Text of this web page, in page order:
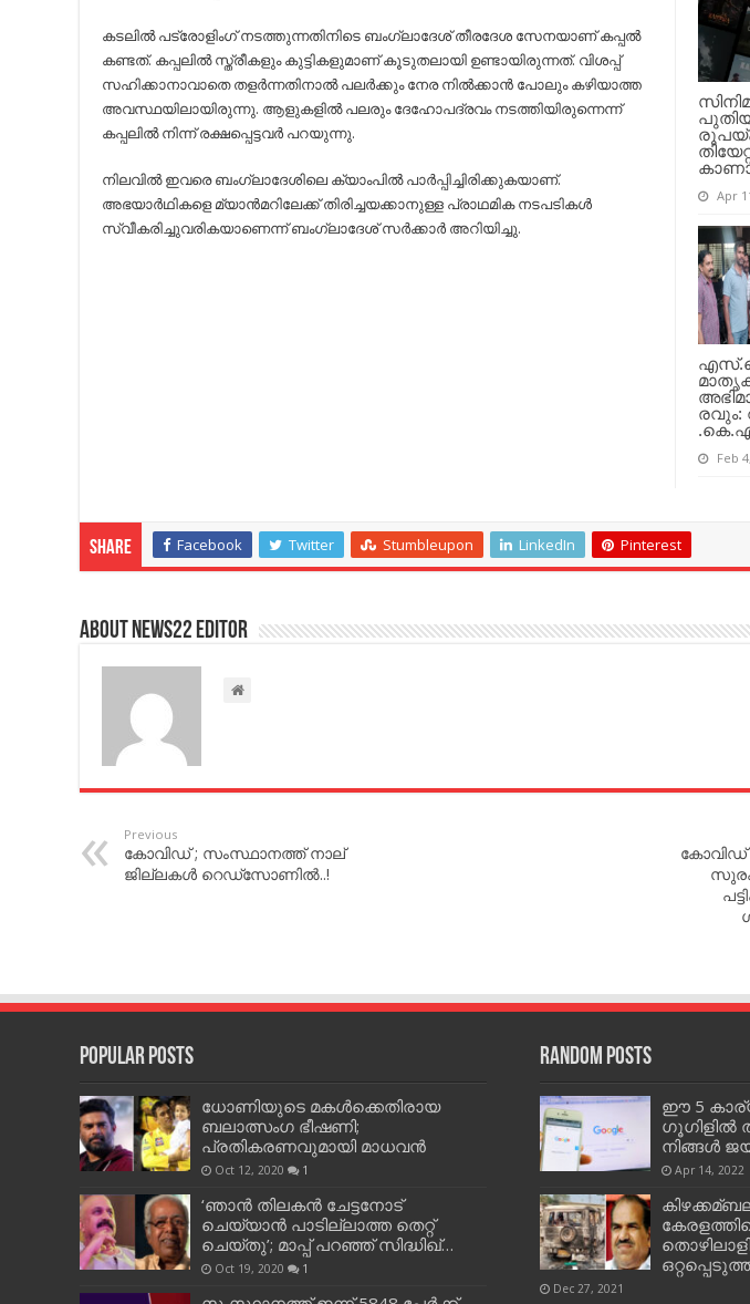
പുതിയ
Apr
Feb
കടലില്‍ പട്രോളിംഗ് നടത്തുന്നതിനിടെ ബംഗ്ലാദേശ് തീരദേശ സേനയാണ് കപ്പല്‍
കണ്ടത്. കപ്പലില്‍ സ്ത്രീകളും കുട്ടികളുമാണ് കൂടുതലായി ഉണ്ടായിരുന്നത്. വിശപ്പ്
സഹിക്കാനാവാതെ തളര്‍ന്നതിനാല്‍ പലര്‍ക്കും നേര നില്‍ക്കാന്‍ പോലും കഴിയാത്ത
അവസ്ഥയിലായിരുന്നു. ആളുകളില്‍ പലരും ദേഹോപദ്രവം നടത്തിയിരുന്നെന്ന്
കപ്പലില്‍ നിന്ന് രക്ഷപ്പെട്ടവര്‍ പറയുന്നു.
നിലവില്‍ ഇവരെ ബംഗ്ലാദേശിലെ ക്യാംപില്‍ പാര്‍പ്പിച്ചിരിക്കുകയാണ്.
അഭയാര്‍ഥികളെ മ്യാന്‍മറിലേക്ക് തിരിച്ചയക്കാനുള്ള പ്രാഥമിക നടപടികള്‍
സ്വീകരിച്ചുവരികയാണെന്ന് ബംഗ്ലാദേശ് സര്‍ക്കാര്‍ അറിയിച്ചു.
Share Facebook Twitter Stumbleupon LinkedIn Pinterest
About NEWS22 EDITOR
Previous
കോവിഡ് ; സംസ്ഥാനത്ത് നാല്
ജില്ലകള്‍ റെഡ്സോണില്‍..!
കോവിഡ്
Popular Posts
ധോണിയുടെ മകള്‍ക്കെതിരായ
ബലാത്സംഗ ഭീഷണി;
പ്രതികരണവുമായി മാധവന്‍
Oct 12, 2020 1
‘ഞാന്‍ തിലകന്‍ ചേട്ടനോട്
ചെയ്യാന്‍ പാടില്ലാത്ത തെറ്റ്
ചെയ്തു’; മാപ്പ് പറഞ്ഞ് സിദ്ധിഖ്…
Oct 19, 2020 1
Random Posts
ഈ 5
ഗൂഗിളില്‍
നിങ്ങള്‍
Apr 14, 2022
Dec 27, 2021